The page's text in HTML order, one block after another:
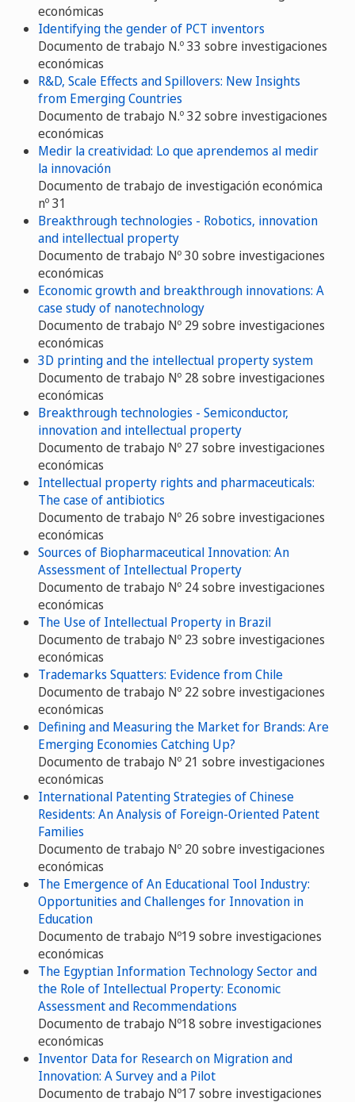
económicas
Identifying the gender of PCT inventors
Documento de trabajo N.º 33 sobre investigaciones
económicas
R&D, Scale Effects and Spillovers: New Insights
from Emerging Countries
Documento de trabajo N.º 32 sobre investigaciones
económicas
Medir la creatividad: Lo que aprendemos al medir
la innovación
Documento de trabajo de investigación económica
nº 31
Breakthrough technologies - Robotics, innovation
and intellectual property
Documento de trabajo Nº 30 sobre investigaciones
económicas
Economic growth and breakthrough innovations: A
case study of nanotechnology
Documento de trabajo Nº 29 sobre investigaciones
económicas
3D printing and the intellectual property system
Documento de trabajo Nº 28 sobre investigaciones
económicas
Breakthrough technologies - Semiconductor,
innovation and intellectual property
Documento de trabajo Nº 27 sobre investigaciones
económicas
Intellectual property rights and pharmaceuticals:
The case of antibiotics
Documento de trabajo Nº 26 sobre investigaciones
económicas
Sources of Biopharmaceutical Innovation: An
Assessment of Intellectual Property
Documento de trabajo Nº 24 sobre investigaciones
económicas
The Use of Intellectual Property in Brazil
Documento de trabajo Nº 23 sobre investigaciones
económicas
Trademarks Squatters: Evidence from Chile
Documento de trabajo Nº 22 sobre investigaciones
económicas
Defining and Measuring the Market for Brands: Are
Emerging Economies Catching Up?
Documento de trabajo Nº 21 sobre investigaciones
económicas
International Patenting Strategies of Chinese
Residents: An Analysis of Foreign-Oriented Patent
Families
Documento de trabajo Nº 20 sobre investigaciones
económicas
The Emergence of An Educational Tool Industry:
Opportunities and Challenges for Innovation in
Education
Documento de trabajo Nº19 sobre investigaciones
económicas
The Egyptian Information Technology Sector and
the Role of Intellectual Property: Economic
Assessment and Recommendations
Documento de trabajo Nº18 sobre investigaciones
económicas
Inventor Data for Research on Migration and
Innovation: A Survey and a Pilot
Documento de trabajo Nº17 sobre investigaciones